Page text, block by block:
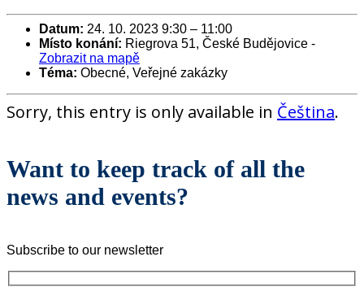
Datum: 24. 10. 2023 9:30 – 11:00
Místo konání: Riegrova 51, České Budějovice -
Zobrazit na mapě
Téma: Obecné, Veřejné zakázky
Sorry, this entry is only available in Čeština.
Want to keep track of all the
news and events?
Subscribe to our newsletter